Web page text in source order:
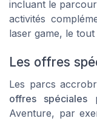
incluant le
activités
laser game, le
Les offres
Les parcs
offres spéciales
Aventure, par